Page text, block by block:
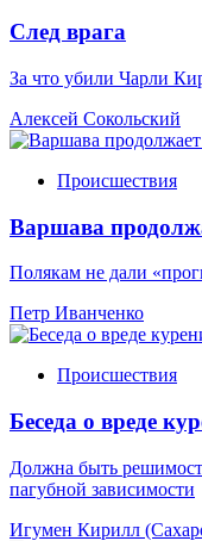
След врага
За что убили Чарли
Алексей Сокольский
Происшествия
Варшава
Полякам не дали
Петр Иванченко
Происшествия
Беседа о вреде
Должна быть
пагубной зависимости
Игумен Кирилл